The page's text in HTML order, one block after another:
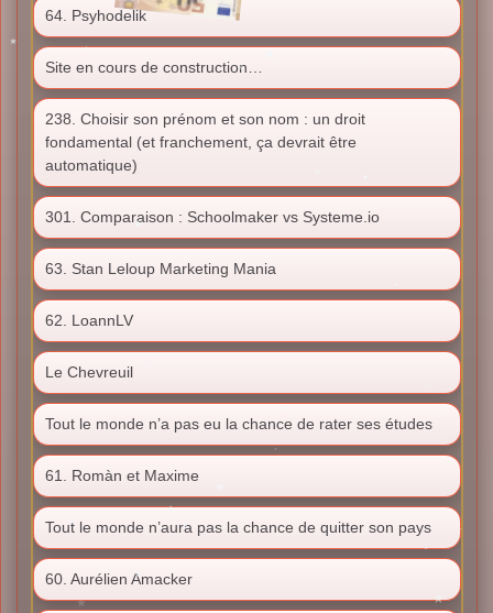
64. Psyhodelik
Site en cours de construction…
238. Choisir son prénom et son nom : un droit
fondamental (et franchement, ça devrait être
automatique)
301. Comparaison : Schoolmaker vs Systeme.io
63. Stan Leloup Marketing Mania
62. LoannLV
Le Chevreuil
Tout le monde n’a pas eu la chance de rater ses études
61. Romàn et Maxime
Tout le monde n’aura pas la chance de quitter son pays
60. Aurélien Amacker